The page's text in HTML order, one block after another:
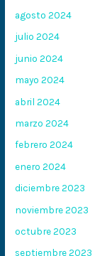
agosto 2024
julio 2024
junio 2024
mayo 2024
abril 2024
marzo 2024
febrero 2024
enero 2024
diciembre 2023
noviembre 2023
octubre 2023
septiembre 2023